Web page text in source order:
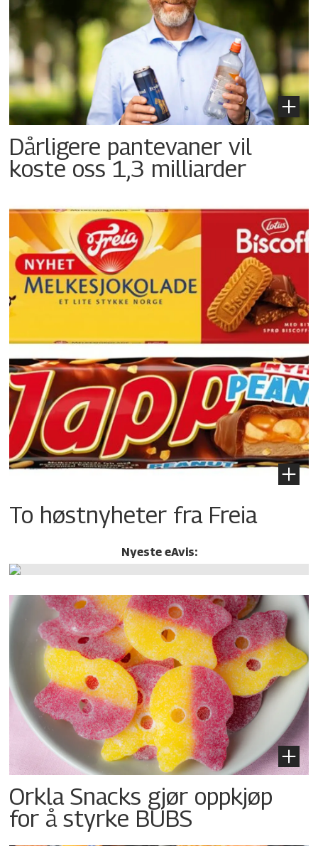
Dårligere pantevaner vil
koste oss 1,3 milliarder
To høstnyheter fra Freia
Nyeste eAvis:
Orkla Snacks gjør oppkjøp
for å styrke BUBS